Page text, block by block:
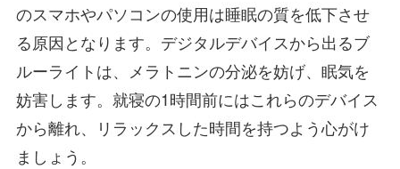
のスマホやパソコンの使用は睡眠の質を低下させ
る原因となります。デジタルデバイスから出るブ
ルーライトは、メラトニンの分泌を妨げ、眠気を
妨害します。就寝の1時間前にはこれらのデバイス
から離れ、リラックスした時間を持つよう心がけ
ましょう。